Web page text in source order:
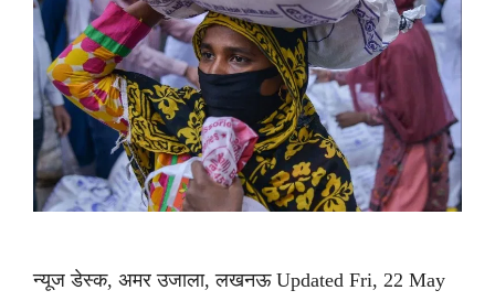
न्यूज डेस्क, अमर उजाला, लखनऊ Updated Fri, 22 May